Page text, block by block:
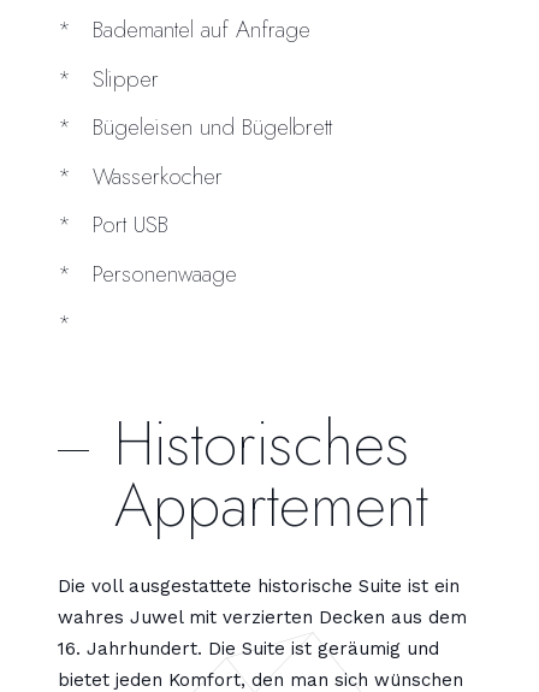
Bademantel auf Anfrage
Slipper
Bügeleisen und Bügelbrett
Wasserkocher
Port USB
Personenwaage
Historisches
Appartement
Die voll ausgestattete historische Suite ist ein
wahres Juwel mit verzierten Decken aus dem
16. Jahrhundert. Die Suite ist geräumig und
bietet jeden Komfort, den man sich wünschen